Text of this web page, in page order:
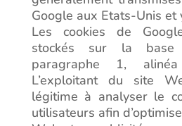
Google aux Etats-Unis et
Les cookies de
stockés sur la
paragraphe 1,
L’exploitant du site
légitime à analyser le
utilisateurs afin